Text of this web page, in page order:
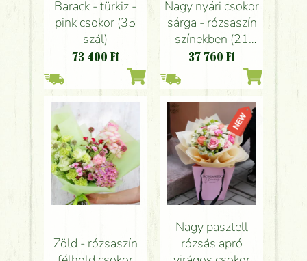
Barack - türkiz -
pink csokor (35
szál)
73 400 Ft
Nagy nyári csokor
sárga - rózsaszín
színekben (21
szál)
37 760 Ft
Zöld - rózsaszín
Nagy pasztell
rózsás apró